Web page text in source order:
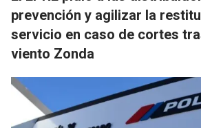
prevención y agilizar la
servicio en caso de cortes
viento Zonda